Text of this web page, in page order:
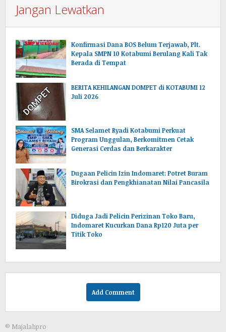
Jangan Lewatkan
Konfirmasi Dana BOS Belum Terjawab, Plt.
Kepala SMPN 10 Kotabumi Berulang Kali Tak
Berada di Tempat
BERITA KEHILANGAN DOMPET di KOTABUMI 12
Juli 2026
SMA Selamet Ryadi Kotabumi Perkuat
Program Unggulan, Berkomitmen Cetak
Generasi Cerdas dan Berkarakter
Dugaan Pelicin Izin Indomaret: Potret Buram
Birokrasi dan Pengkhianatan Nilai Pancasila
‎Diduga Jadi Pelicin Perizinan Toko Baru,
Indomaret Kucurkan Dana Rp120 Juta per
Titik Toko
Add Comment
© Majalahpro